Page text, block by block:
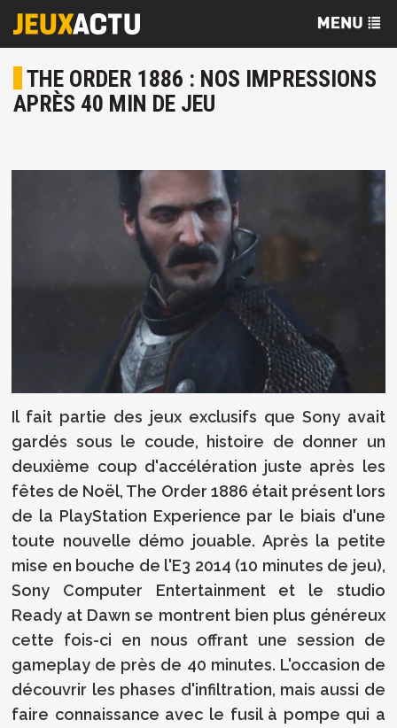
THE ORDER 1886 : NOS IMPRESSIONS
APRÈS 40 MIN DE JEU
Il fait partie des jeux exclusifs que Sony avait
gardés sous le coude, histoire de donner un
deuxième coup d'accélération juste après les
fêtes de Noël, The Order 1886 était présent lors
de la PlayStation Experience par le biais d'une
toute nouvelle démo jouable. Après la petite
mise en bouche de l'E3 2014 (10 minutes de jeu),
Sony Computer Entertainment et le studio
Ready at Dawn se montrent bien plus généreux
cette fois-ci en nous offrant une session de
gameplay de près de 40 minutes. L'occasion de
découvrir les phases d'infiltration, mais aussi de
faire connaissance avec le fusil à pompe qui a